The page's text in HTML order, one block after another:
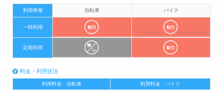
利用車種 自転車 バイク
一時利用
定期利用
料金・利用状況
利用料金 自転車 利用料金 バイク